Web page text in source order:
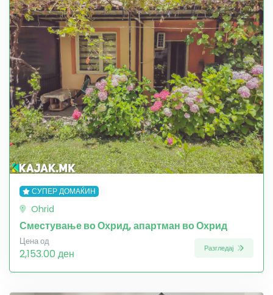
СУПЕР ДОМАЌИН
Ohrid
Сместување во Охрид, апартман во Охрид
Цена од
2,153.00 ден Разгледај